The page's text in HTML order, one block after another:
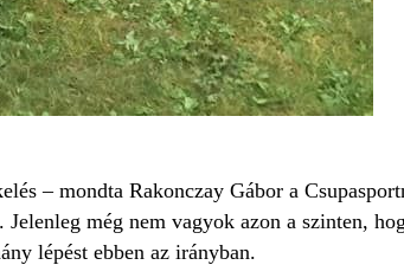
– mondta Rakonczay Gábor a
még nem vagyok azon a szinten,
lépést ebben az irányban.